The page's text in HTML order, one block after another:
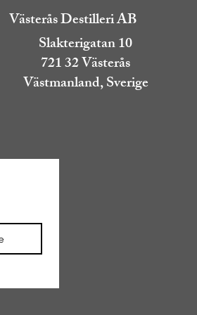
Västerås Destilleri AB
Slakterigatan 10
721 32 Västerås
Västmanland, Sverige